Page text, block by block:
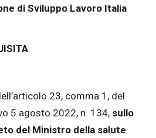
di Sviluppo Lavoro Italia
23, comma 1, del
5 agosto 2022, n. 134, sullo
del Ministro della salute